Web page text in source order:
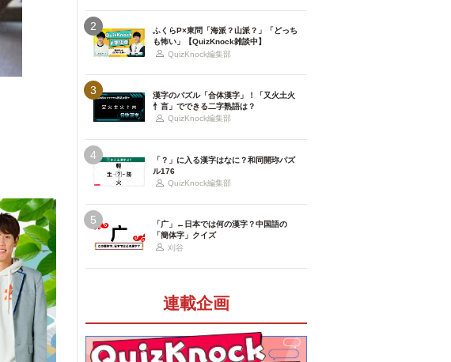
2
ふくらP×東問「海派？山派？」「どっち
も怖い」【QuizKnock雑談中】
QuizKnock編集部
3
漢字のパズル「合体漢字」！「又火土火
忄言」でできる二字熟語は？
QuizKnock編集部
4
「？」に入る漢字はなに？和同開珎パズ
ル176
QuizKnock編集部
5
「广」←日本では何の漢字？中国語の
「簡体字」クイズ
刈谷
連載企画